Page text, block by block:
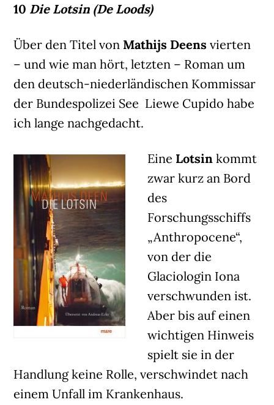
10 Die Lotsin (De Loods)
Über den Titel von Mathijs Deens vierten
– und wie man hört, letzten – Roman um
den deutsch-niederländischen Kommissar
der Bundespolizei See Liewe Cupido habe
ich lange nachgedacht.
Eine Lotsin kommt
zwar kurz an Bord
des
Forschungsschiffs
„Anthropocene“,
von der die
Glaciologin Iona
verschwunden ist.
Aber bis auf einen
wichtigen Hinweis
spielt sie in der
Handlung keine Rolle, verschwindet nach
einem Unfall im Krankenhaus.